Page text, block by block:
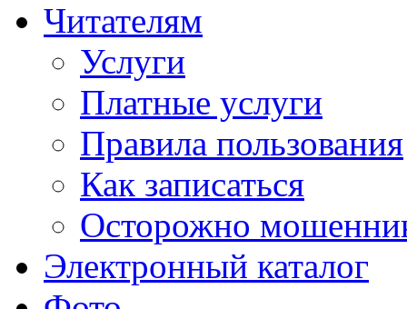
Читателям
Услуги
Платные услуги
Правила пользования
Как записаться
Осторожно
Электронный каталог